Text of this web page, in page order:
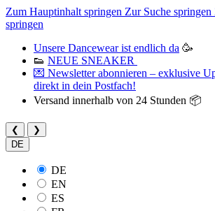
Zum Hauptinhalt springen Zur Suche springen
springen
Unsere Dancewear ist endlich da 🥳
👟 NEUE SNEAKER
💌 Newsletter abonnieren – exklusive
direkt in dein Postfach!
Versand innerhalb von 24 Stunden 📦
❮
❯
DE
DE
EN
ES